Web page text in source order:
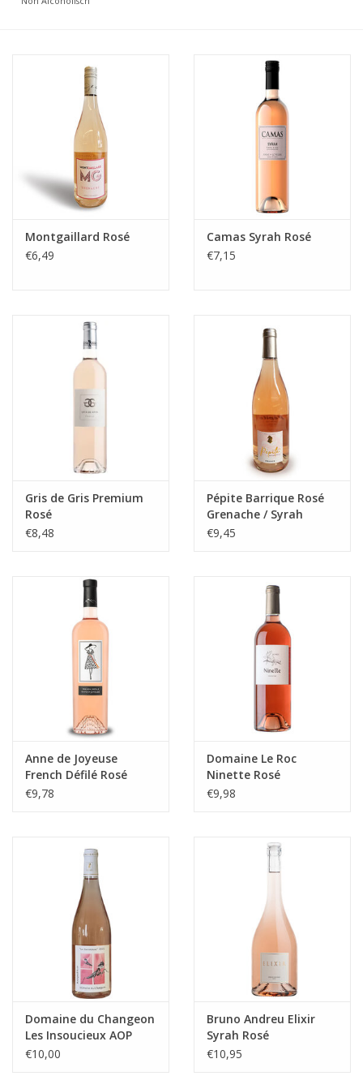
Montgaillard Rosé
€6,49
Camas Syrah Rosé
€7,15
Gris de Gris Premium
Rosé
€8,48
Pépite Barrique Rosé
Grenache / Syrah
€9,45
Anne de Joyeuse
French Défilé Rosé
€9,78
Domaine Le Roc
Ninette Rosé
€9,98
Domaine du Changeon
Les Insoucieux AOP
Bourgeuil
€10,00
Bruno Andreu Elixir
Syrah Rosé
€10,95